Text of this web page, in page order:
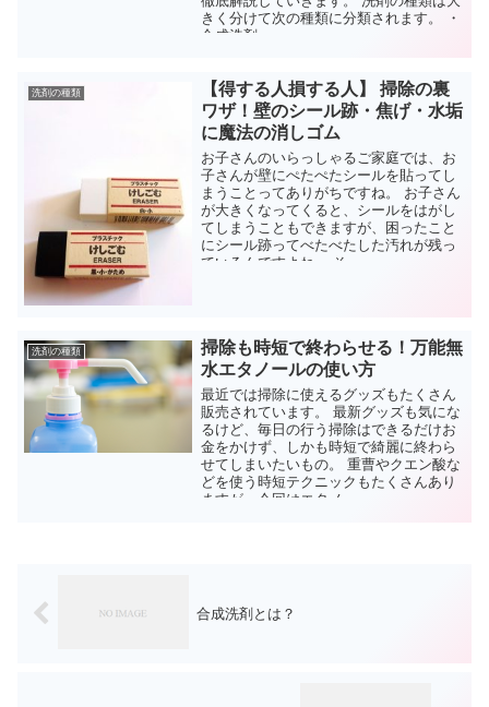
きく分けて次の種類に分類されます。 ・
合成洗剤 ・...
洗剤の種類
【得する人損する人】 掃除の裏
ワザ！壁のシール跡・焦げ・水垢
に魔法の消しゴム
お子さんのいらっしゃるご家庭では、お
子さんが壁にぺたぺたシールを貼ってし
まうことってありがちですね。 お子さん
が大きくなってくると、シールをはがし
てしまうこともできますが、困ったこと
にシール跡ってべたべたした汚れが残っ
ているんですよね。 そ...
洗剤の種類
掃除も時短で終わらせる！万能無
水エタノールの使い方
最近では掃除に使えるグッズもたくさん
販売されています。 最新グッズも気にな
るけど、毎日の行う掃除はできるだけお
金をかけず、しかも時短で綺麗に終わら
せてしまいたいもの。 重曹やクエン酸な
どを使う時短テクニックもたくさんあり
ますが、今回はエタノ...
合成洗剤とは？